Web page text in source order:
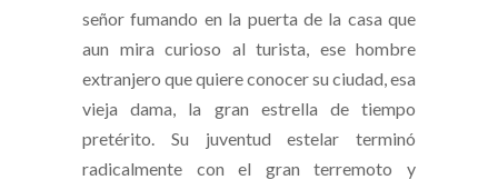
señor fumando en la puerta de la casa que
aun mira curioso al turista, ese hombre
extranjero que quiere conocer su ciudad, esa
vieja dama, la gran estrella de tiempo
pretérito. Su juventud estelar terminó
radicalmente con el gran terremoto y